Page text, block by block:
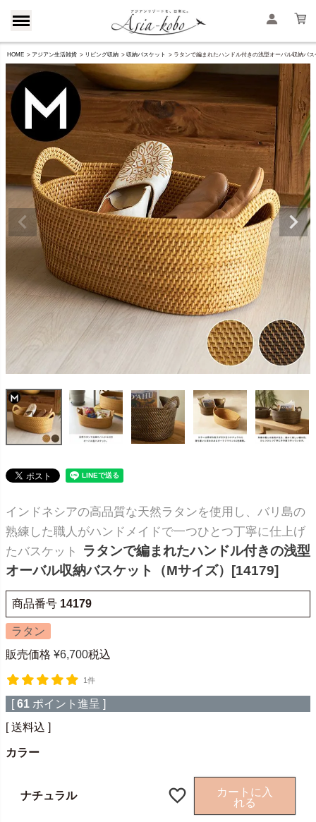
HOME アジアン生活雑貨 リビング収納 収納バスケット ラタンで編まれたハンドル付きの浅型オーバル収納バス
インドネシアの高品質な天然ラタンを使用し、バリ島の
熟練した職人がハンドメイドで一つひとつ丁寧に仕上げ
たバスケット
ラタンで編まれたハンドル付きの浅型
オーバル収納バスケット（Mサイズ）[14179]
商品番号 14179
ラタン
販売価格 ¥6,700税込
1件
[ 61 ポイント進呈 ]
送料込
カラー
ナチュラル
カートに入
れる